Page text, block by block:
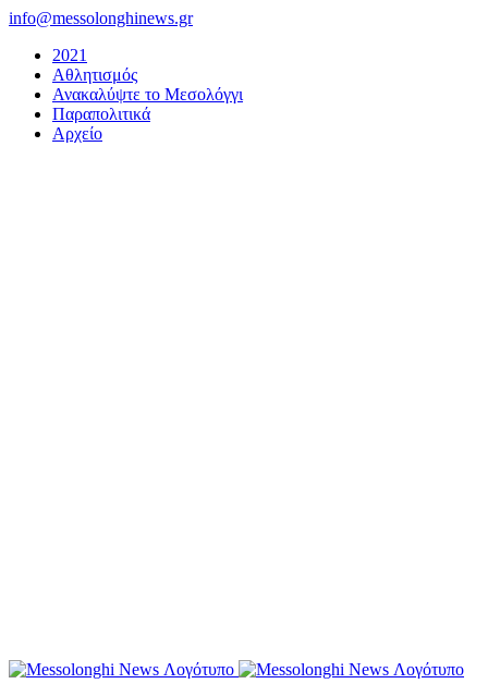
Μετάβαση
περιεχόμενο
info@messolonghinews.gr
2021
Αθλητισμός
Ανακαλύψτε το Μεσολόγγι
Παραπολιτικά
Αρχείο